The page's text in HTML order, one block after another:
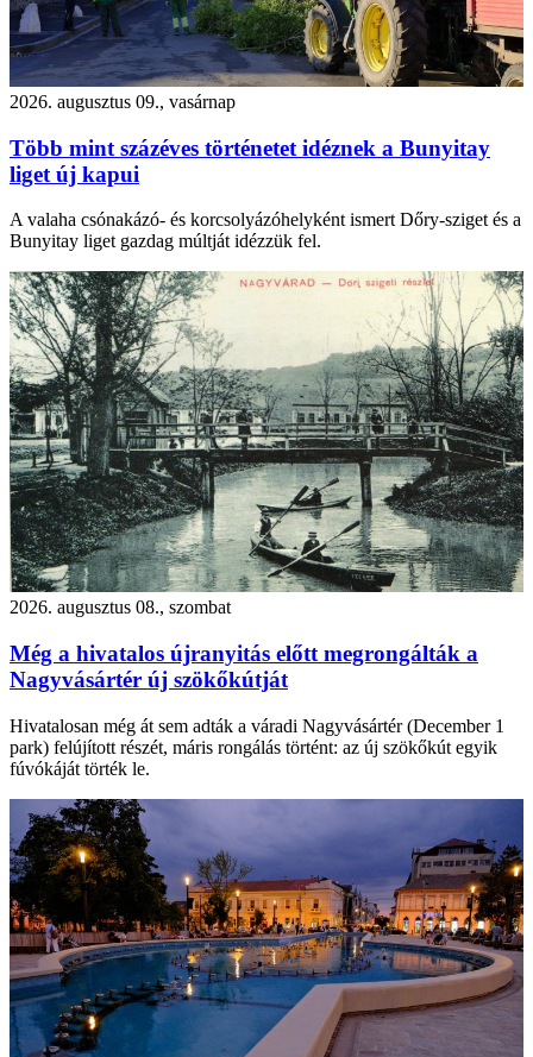
2026. augusztus 09., vasárnap
Több mint százéves történetet idéznek a Bunyitay
liget új kapui
A valaha csónakázó- és korcsolyázóhelyként ismert Dőry-sziget és a
Bunyitay liget gazdag múltját idézzük fel.
2026. augusztus 08., szombat
Még a hivatalos újranyitás előtt megrongálták a
Nagyvásártér új szökőkútját
Hivatalosan még át sem adták a váradi Nagyvásártér (December 1
park) felújított részét, máris rongálás történt: az új szökőkút egyik
fúvókáját törték le.